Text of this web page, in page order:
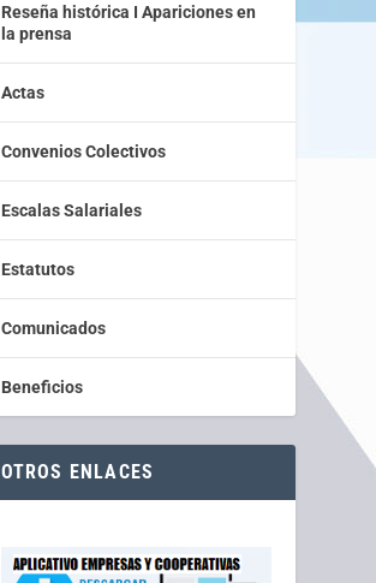
Reseña histórica I Apariciones en
la prensa
Actas
Convenios Colectivos
Escalas Salariales
Estatutos
Comunicados
Beneficios
OTROS ENLACES